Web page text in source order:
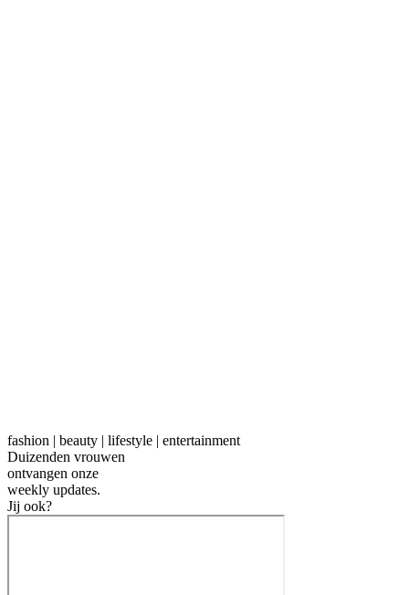
fashion | beauty | lifestyle | entertainment
Duizenden vrouwen
ontvangen onze
weekly updates.
Jij ook?